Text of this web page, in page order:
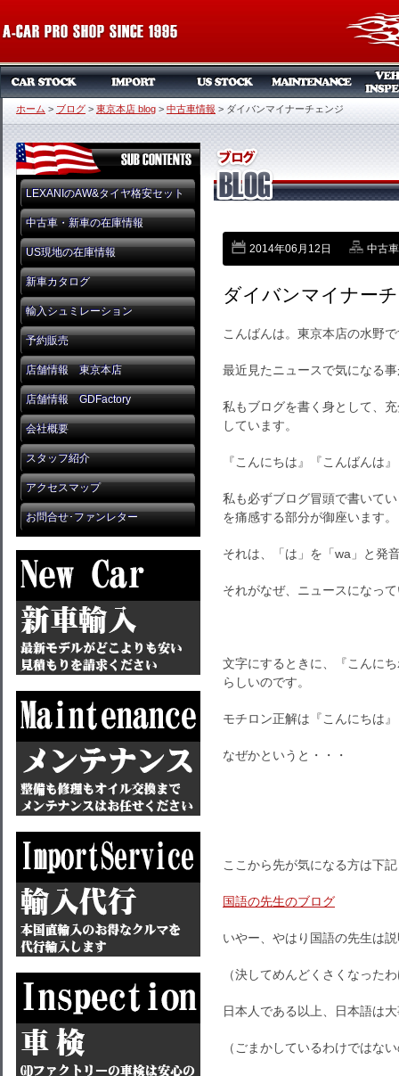
ホーム > ブログ > 東京本店 blog > 中古車情報 > ダイバンマイナーチェンジ
LEXANIのAW&タイヤ格安セット
中古車・新車の在庫情報
US現地の在庫情報
新車カタログ
輸入シュミレーション
予約販売
店舗情報 東京本店
店舗情報 GDFactory
会社概要
スタッフ紹介
アクセスマップ
お問合せ･ファンレター
2014年06月12日 中古
ダイバンマイナー
こんばんは。東京本店の水野
最近見たニュースで気になる
私もブログを書く身として、
しています。
『こんにちは』『こんばんは』
私も必ずブログ冒頭で書いて
を痛感する部分が御座います。
それは、「は」を「wa」と発
それがなぜ、ニュースになっ
文字にするときに、『こんに
らしいのです。
モチロン正解は『こんにちは』
なぜかというと・・・
ここから先が気になる方は下
国語の先生のブログ
いやー、やはり国語の先生は
（決してめんどくさくなった
日本人である以上、日本語は
（ごまかしているわけではな